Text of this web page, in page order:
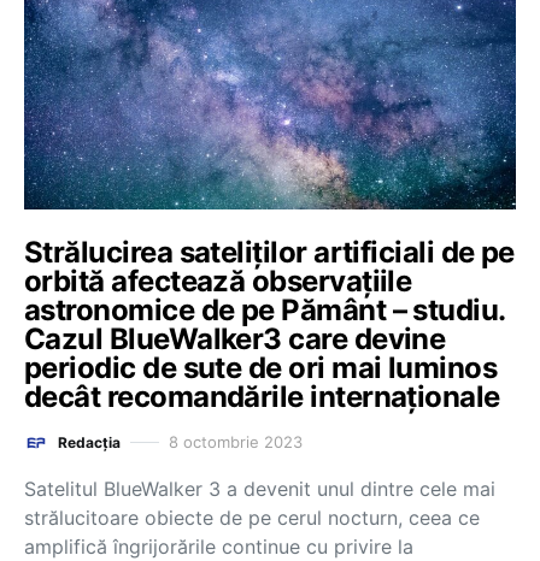
Strălucirea sateliților artificiali de pe
orbită afectează observațiile
astronomice de pe Pământ – studiu.
Cazul BlueWalker3 care devine
periodic de sute de ori mai luminos
decât recomandările internaționale
Redacția 8 octombrie 2023
Satelitul BlueWalker 3 a devenit unul dintre cele mai
strălucitoare obiecte de pe cerul nocturn, ceea ce
amplifică îngrijorările continue cu privire la